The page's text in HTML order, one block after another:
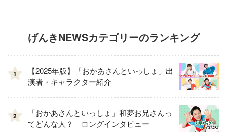
げんきNEWSカテゴリーのランキング
1
【2025年版】「おかあさんといっしょ」出
演者・キャラクター紹介
2
「おかあさんといっしょ」和夢お兄さんっ
てどんな人？ ロングインタビュー